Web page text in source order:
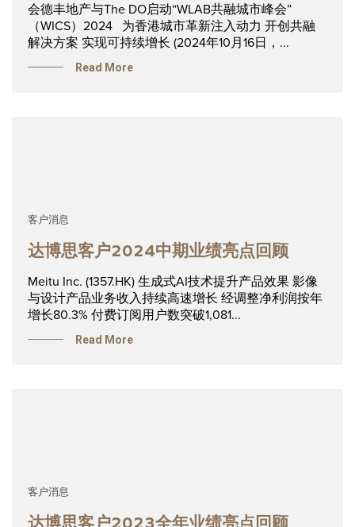
会德丰地产与The DO启动“WLAB共融城市峰会”
（WICS）2024 为香港城市革新注入动力 开创共融
解决方案 实现可持续增长 (2024年10月16日，...
Read More
客户消息
达博思客户2024中期业绩亮点回顾
Meitu Inc. (1357.HK) 生成式AI技术提升产品效果 影像
与设计产品业务收入持续高速增长 经调整净利润按年
增长80.3% 付费订阅用户数突破1,081...
Read More
客户消息
达博思客户2023全年业绩亮点回顾